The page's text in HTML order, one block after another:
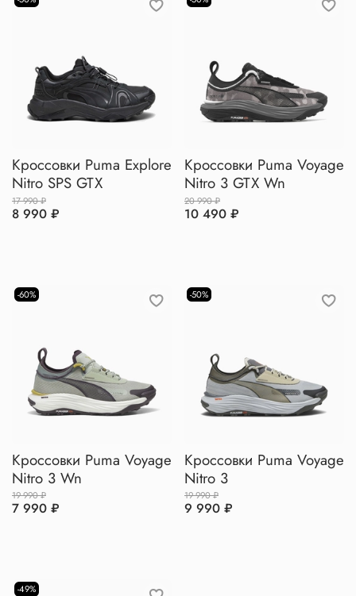
Кроссовки Puma Explore
Nitro SPS GTX
17 990 ₽
8 990 ₽
Кроссовки Puma Voyage
Nitro 3 GTX Wn
20 990 ₽
10 490 ₽
-60%
Кроссовки Puma Voyage
Nitro 3 Wn
19 990 ₽
7 990 ₽
-50%
Кроссовки Puma Voyage
Nitro 3
19 990 ₽
9 990 ₽
-49%